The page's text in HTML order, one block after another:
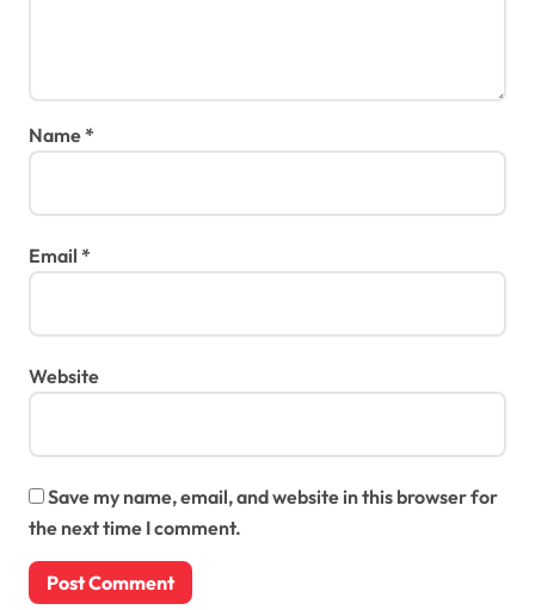
Name*
Email *
Website
Save my name, email, and website in this browser for
the next time I comment.